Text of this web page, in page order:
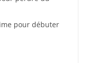
pour débuter